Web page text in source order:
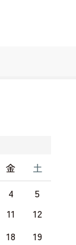
金
土
4
5
11
12
18
19